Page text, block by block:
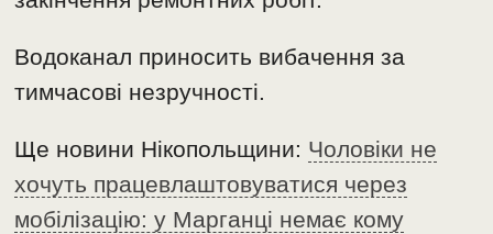
Водоканал приносить вибачення за
тимчасові незручності.
Ще новини Нікопольщини: Чоловіки не
хочуть працевлаштовуватися через
мобілізацію: у Марганці немає кому